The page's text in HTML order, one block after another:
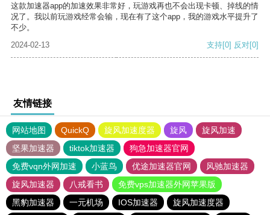
这款加速器app的加速效果非常好，玩游戏再也不会出现卡顿、掉线的情
况了。我以前玩游戏经常会输，现在有了这个app，我的游戏水平提升了
不少。
2024-02-13
支持[0] 反对[0]
友情链接
网站地图 QuickQ 旋风加速度器 旋风
旋风加速
坚果加速器
tiktok加速器
狗急加速器官网
免费vqn外网加速
小蓝鸟 优途加速器官网
风驰加速器
旋风加速器
八戒看书
免费vps加速器外网苹果版
黑豹加速器
一元机场 IOS加速器
旋风加速度器